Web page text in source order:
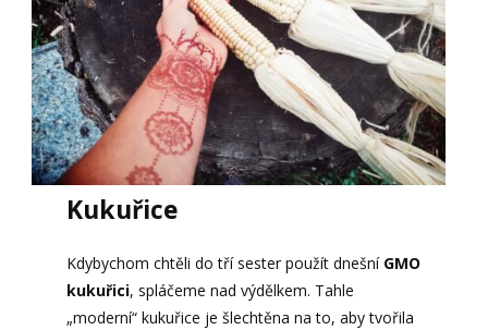
Kukuřice
Kdybychom chtěli do tří sester použít dnešní GMO
kukuřici, spláčeme nad výdělkem. Tahle
„moderní“ kukuřice je šlechtěna na to, aby tvořila